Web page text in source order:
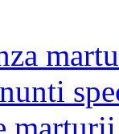
marturii